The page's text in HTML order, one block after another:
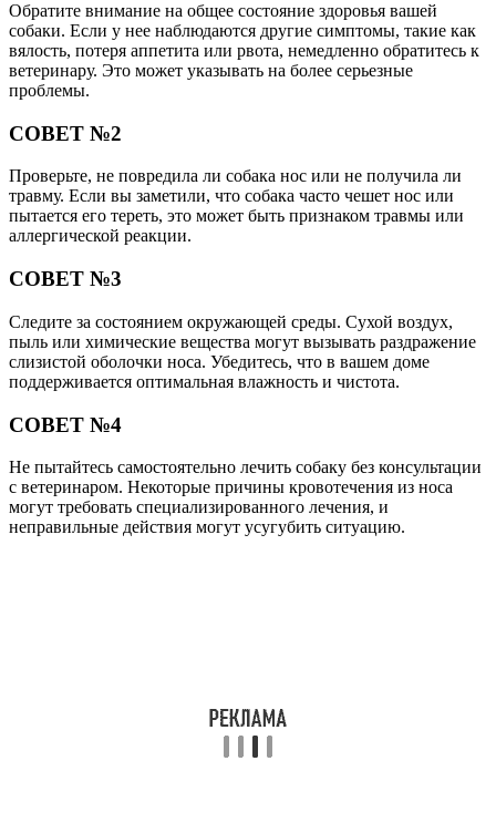
Обратите внимание на общее состояние здоровья вашей
собаки. Если у нее наблюдаются другие симптомы, такие как
вялость, потеря аппетита или рвота, немедленно обратитесь к
ветеринару. Это может указывать на более серьезные
проблемы.
СОВЕТ №2
Проверьте, не повредила ли собака нос или не получила ли
травму. Если вы заметили, что собака часто чешет нос или
пытается его тереть, это может быть признаком травмы или
аллергической реакции.
СОВЕТ №3
Следите за состоянием окружающей среды. Сухой воздух,
пыль или химические вещества могут вызывать раздражение
слизистой оболочки носа. Убедитесь, что в вашем доме
поддерживается оптимальная влажность и чистота.
СОВЕТ №4
Не пытайтесь самостоятельно лечить собаку без консультации
с ветеринаром. Некоторые причины кровотечения из носа
могут требовать специализированного лечения, и
неправильные действия могут усугубить ситуацию.